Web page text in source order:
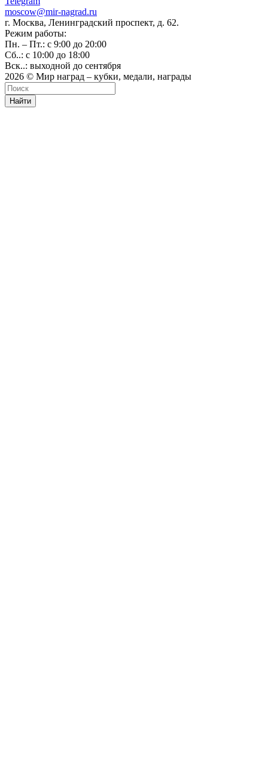
moscow@mir-nagrad.ru
г. Москва, Ленинградский проспект, д. 62.
Режим работы:
Пн. – Пт.: с 9:00 до 20:00
Сб..: с 10:00 до 18:00
Вск..: выходной до сентября
2026 © Мир наград – кубки, медали, награды
Найти